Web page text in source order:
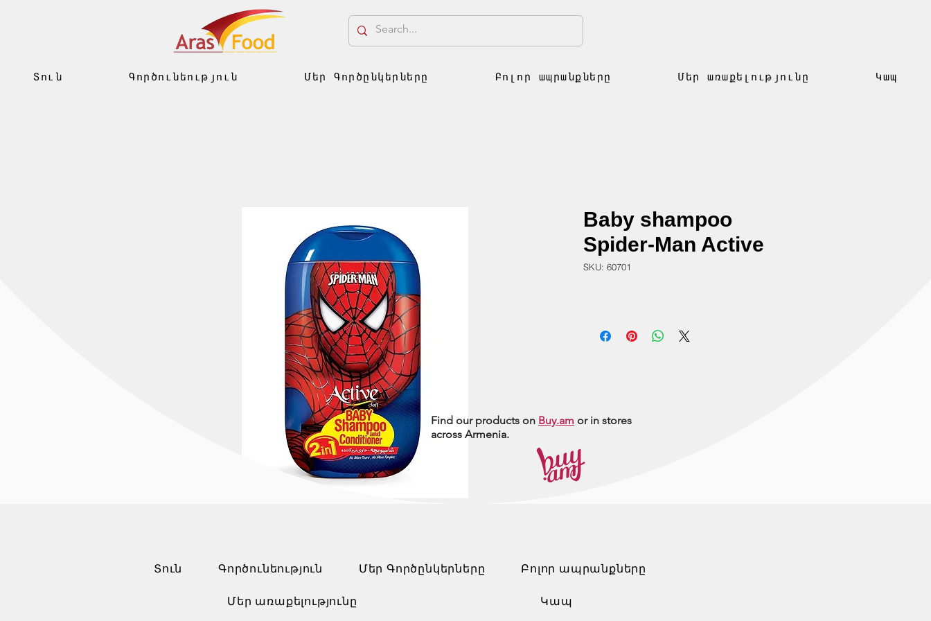
Տուն Գործունեություն Մեր Գործընկերները Բոլոր ապրանքները Մեր առաքելությունը Կապ
Baby shampoo
Spider-Man Active
SKU: 60701
Find our products on Buy.am or in stores
across Armenia.
Տուն Գործունեություն Մեր Գործընկերները Բոլոր ապրանքները
Մեր առաքելությունը Կապ